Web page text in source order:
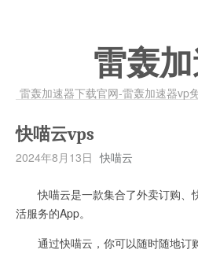
雷轰
雷轰加速器下载官网-雷轰加速器vp
快喵云vps
2024年8月13日 快喵云
快喵云是一款集合了外卖订购、
活服务的App。
通过快喵云，你可以随时随地订购